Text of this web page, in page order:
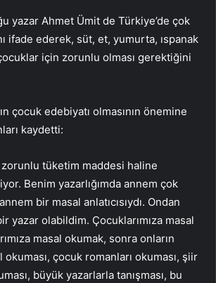
yazar Ahmet Ümit de Türkiye’de çok
ifade ederek, süt, et, yumurta, ıspanak
için zorunlu olması gerektiğini
çocuk edebiyatı olmasının önemine
kaydetti:
zorunlu tüketim maddesi haline
Benim yazarlığımda annem çok
bir masal anlatıcısıydı. Ondan
yazar olabildim. Çocuklarımıza masal
masal okumak, sonra onların
çocuk romanları okuması, şiir
büyük yazarlarla tanışması, bu